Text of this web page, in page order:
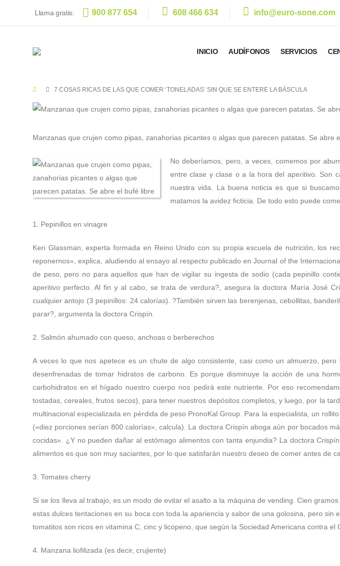
Llama gratis: 900 877 654 608 466 634 info@euro-sone.com
INICIO AUDÍFONOS SERVICIOS
7 COSAS RICAS DE LAS QUE COMER ‘TONELADAS’ SIN QUE SE ENTERE LA BÁSCULA
Manzanas que crujen como pipas, zanahorias picantes o algas que parecen patatas. Se abre
No deberíamos, pero, a veces, comemos por
entre clase y clase o a la hora del aperitivo. Son
nuestra vida. La buena noticia es que si
matamos la avidez ficticia. De todo esto puede
1. Pepinillos en vinagre
Keri Glassman, experta formada en Reino Unido con su propia escuela de nutrición, los
reponernos», explica, aludiendo al ensayo al respecto publicado en Journal of the
de peso, pero no para aquellos que han de vigilar su ingesta de sodio (cada pepinillo
aperitivo perfecto. Al fin y al cabo, se trata de verdura?, asegura la doctora María José
cualquier antojo (3 pepinillos: 24 calorías). ?También sirven las berenjenas, cebollitas,
parar?, argumenta la doctora Crispín.
2. Salmón ahumado con queso, anchoas o berberechos
A veces lo que nos apetece es un chute de algo consistente, casi como un almuerzo,
desenfrenadas de tomar hidratos de carbono. Es porque disminuye la acción de una
carbohidratos en el hígado nuestro cuerpo nos pedirá este nutriente. Por eso
tostadas, cereales, frutos secos), para tener nuestros depósitos completos, y luego, por la
multinacional especializada en pérdida de peso PronoKal Group. Para la especialista, un
(«diez porciones serían 800 calorías», calcula). La doctora Crispín aboga aún por bocados
cocidas». ¿Y no pueden dañar al estómago alimentos con tanta enjundia? La doctora
alimentos es que son muy saciantes, por lo que satisfarán nuestro deseo de comer antes de
3. Tomates cherry
Si se los lleva al trabajo, es un modo de evitar el asalto a la máquina de vending. Cien
estas dulces tentaciones en su boca con toda la apariencia y sabor de una golosina, pero
tomatitos son ricos en vitamina C, cinc y licopeno, que según la Sociedad Americana contra
4. Manzana liofilizada (es decir, crujiente)